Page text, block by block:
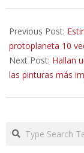
08-
19
Previous Post:
protoplaneta 10
Next Post: Hallan
las pinturas más
Search